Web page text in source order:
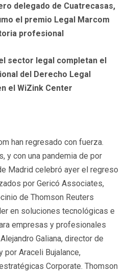
delegado de Cuatrecasas,
el premio Legal Marcom
profesional
sector legal completan el
del Derecho Legal
el WiZink Center
han regresado con fuerza.
y con una pandemia de por
Madrid celebró ayer el regreso
por Gericó Associates,
de Thomson Reuters
en soluciones tecnológicas e
empresas y profesionales
Galiana, director de
Araceli Bujalance,
Corporate. Thomson